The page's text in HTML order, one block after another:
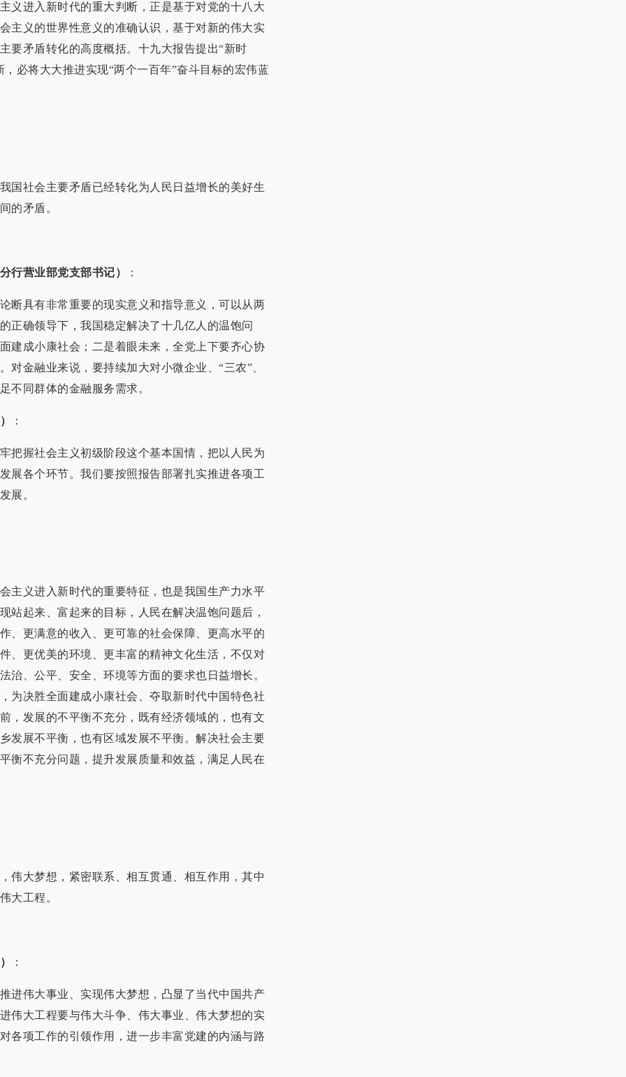
义进入新时代的重大判断，正是基于对党的十八大
主义的世界性意义的准确认识，基于对新的伟大实
要矛盾转化的高度概括。十九大报告提出“新时
必将大大推进实现“两个一百年”奋斗目标的宏伟蓝
国社会主要矛盾已经转化为人民日益增长的美好生
的矛盾。
行营业部党支部书记） ：
断具有非常重要的现实意义和指导意义，可以从两
正确领导下，我国稳定解决了十几亿人的温饱问
建成小康社会；二是着眼未来，全党上下要齐心协
对金融业来说，要持续加大对小微企业、“三农”、
不同群体的金融服务需求。
：
把握社会主义初级阶段这个基本国情，把以人民为
展各个环节。我们要按照报告部署扎实推进各项工
展。
主义进入新时代的重要特征，也是我国生产力水平
站起来、富起来的目标，人民在解决温饱问题后，
、更满意的收入、更可靠的社会保障、更高水平的
、更优美的环境、更丰富的精神文化生活，不仅对
治、公平、安全、环境等方面的要求也日益增长。
为决胜全面建成小康社会、夺取新时代中国特色社
，发展的不平衡不充分，既有经济领域的，也有文
发展不平衡，也有区域发展不平衡。解决社会主要
衡不充分问题，提升发展质量和效益，满足人民在
伟大梦想，紧密联系、相互贯通、相互作用，其中
大工程。
：
进伟大事业、实现伟大梦想，凸显了当代中国共产
伟大工程要与伟大斗争、伟大事业、伟大梦想的实
各项工作的引领作用，进一步丰富党建的内涵与路